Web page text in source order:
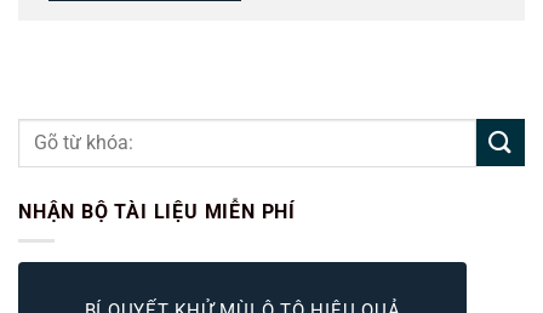
NHẬN BỘ TÀI LIỆU MIỄN PHÍ